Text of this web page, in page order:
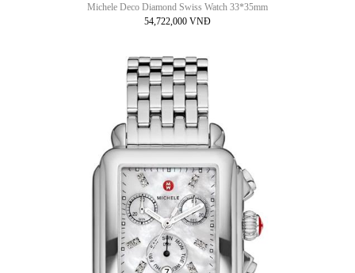
Michele Deco Diamond Swiss Watch 33*35mm
54,722,000 VNĐ